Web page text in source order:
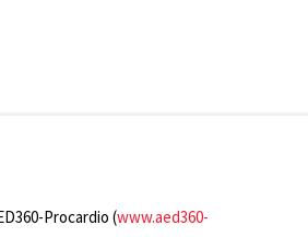
Procardio (www.aed360-